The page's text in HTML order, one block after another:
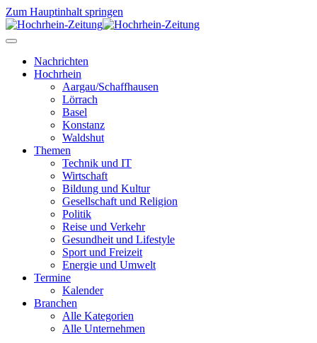
Zum Hauptinhalt springen
Nachrichten
Hochrhein
Aargau/Schaffhausen
Lörrach
Basel
Konstanz
Waldshut
Themen
Technik und IT
Wirtschaft
Bildung und Kultur
Gesellschaft und Religion
Politik
Reise und Verkehr
Gesundheit und Lifestyle
Sport und Freizeit
Energie und Umwelt
Termine
Kalender
Branchen
Alle Kategorien
Alle Unternehmen